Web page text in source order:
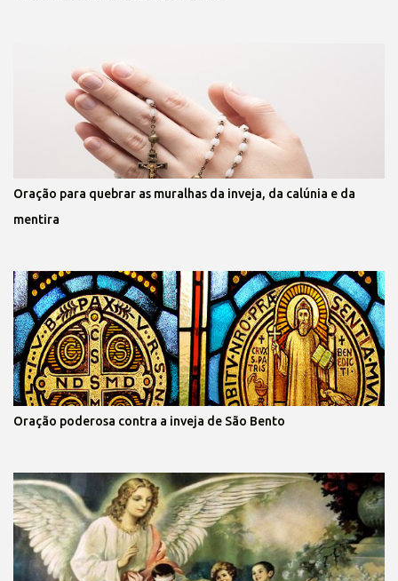
Oração para quebrar as muralhas da inveja, da calúnia e da
mentira
Oração poderosa contra a inveja de São Bento